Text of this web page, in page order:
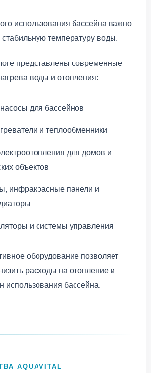
использования бассейна важно
температуру воды.
представлены современные
воды и отопления:
для бассейнов
и теплообменники
для домов и
объектов
инфракрасные панели и
и системы управления
оборудование позволяет
расходы на отопление и
использования бассейна.
AQUAVITAL